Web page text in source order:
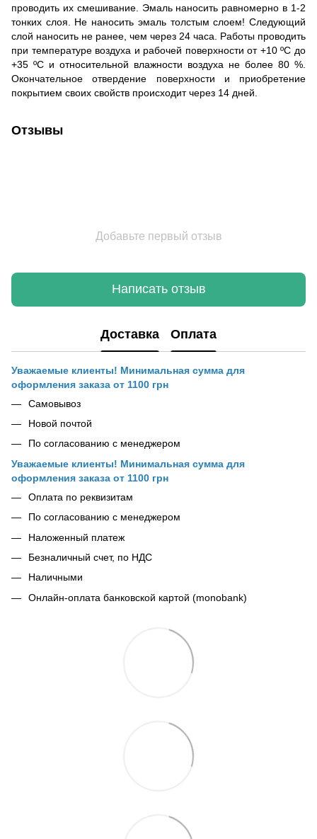
проводить их смешивание. Эмаль наносить равномерно в 1-2
тонких слоя. Не наносить эмаль толстым слоем! Следующий
слой наносить не ранее, чем через 24 часа. Работы проводить
при температуре воздуха и рабочей поверхности от +10 ºС до
+35 ºС и относительной влажности воздуха не более 80 %.
Окончательное отвердение поверхности и приобретение
покрытием своих свойств происходит через 14 дней.
Отзывы
Добавьте первый отзыв
Написать отзыв
Доставка Оплата
Уважаемые клиенты! Минимальная сумма для
оформления заказа от 1100 грн
Самовывоз
Новой почтой
По согласованию с менеджером
Уважаемые клиенты! Минимальная сумма для
оформления заказа от 1100 грн
Оплата по реквизитам
По согласованию с менеджером
Наложенный платеж
Безналичный счет, по НДС
Наличными
Онлайн-оплата банковской картой (monobank)